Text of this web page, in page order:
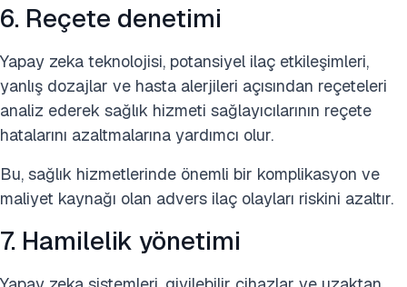
6. Reçete denetimi
Yapay zeka teknolojisi, potansiyel ilaç etkileşimleri,
yanlış dozajlar ve hasta alerjileri açısından reçeteleri
analiz ederek sağlık hizmeti sağlayıcılarının reçete
hatalarını azaltmalarına yardımcı olur.
Bu, sağlık hizmetlerinde önemli bir komplikasyon ve
maliyet kaynağı olan advers ilaç olayları riskini azaltır.
7. Hamilelik yönetimi